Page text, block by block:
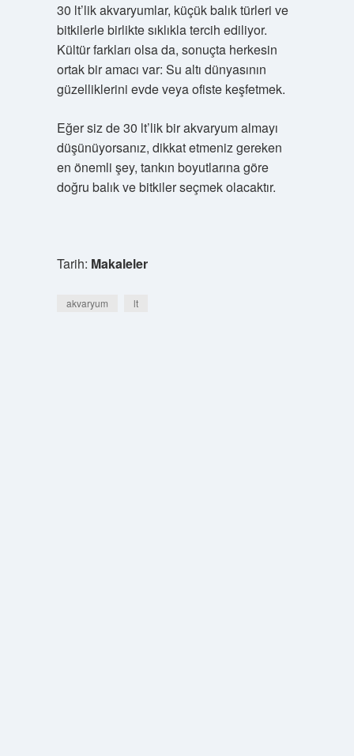
30 lt’lik akvaryumlar, küçük balık türleri ve
bitkilerle birlikte sıklıkla tercih ediliyor.
Kültür farkları olsa da, sonuçta herkesin
ortak bir amacı var: Su altı dünyasının
güzelliklerini evde veya ofiste keşfetmek.
Eğer siz de 30 lt’lik bir akvaryum almayı
düşünüyorsanız, dikkat etmeniz gereken
en önemli şey, tankın boyutlarına göre
doğru balık ve bitkiler seçmek olacaktır.
Tarih: Makaleler
akvaryum lt